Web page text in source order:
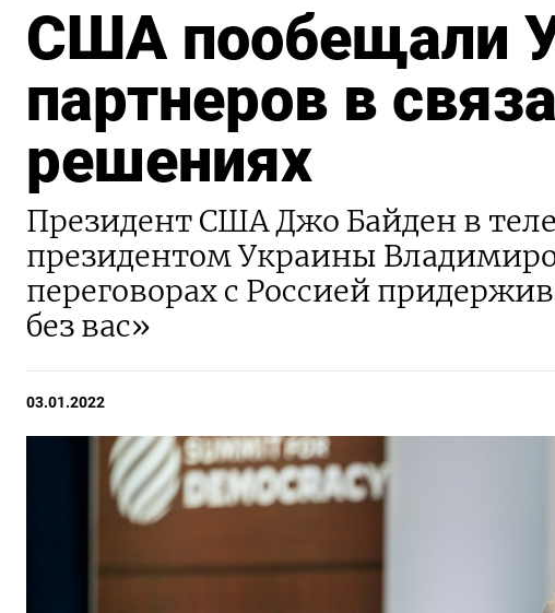
США пообещали
партнеров в
решениях
Президент США Джо Байден в
президентом Украины
переговорах с Россией
без вас»
03.01.2022